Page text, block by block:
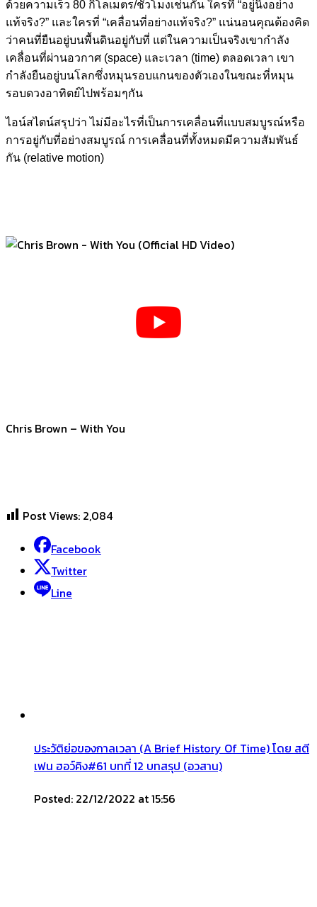
ด้วยความเร็ว 80 กิโลเมตร/ชั่วโมงเช่นกัน ใครที่ “อยู่นิ่งอย่าง
แท้จริง?” และใครที่ “เคลื่อนที่อย่างแท้จริง?” แน่นอนคุณต้องคิด
ว่าคนที่ยืนอยู่บนพื้นดินอยู่กับที่ แต่ในความเป็นจริงเขากำลัง
เคลื่อนที่ผ่านอวกาศ (space) และเวลา (time) ตลอดเวลา เขา
กำลังยืนอยู่บนโลกซึ่งหมุนรอบแกนของตัวเองในขณะที่หมุน
รอบดวงอาทิตย์ไปพร้อมๆกัน
ไอน์สไตน์สรุปว่า ไม่มีอะไรที่เป็นการเคลื่อนที่แบบสมบูรณ์หรือ
การอยู่กับที่อย่างสมบูรณ์ การเคลื่อนที่ทั้งหมดมีความสัมพันธ์
กัน (relative motion)
Chris Brown – With You
Post Views: 2,084
Facebook
Twitter
Line
ประวัติย่อของกาลเวลา (A Brief History Of Time) โดย สตี
เฟน ฮอว์คิง#61 บทที่ 12 บทสรุป (อวสาน)
Posted: 22/12/2022 at 15:56